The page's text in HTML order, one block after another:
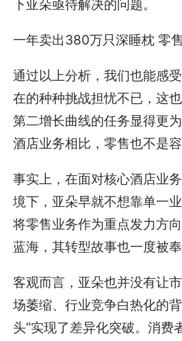
下亚朵亟待解决的问题。
一年卖出380万只深睡枕 零
通过以上分析，我们也能感
在的种种挑战担忧不已，这
第二增长曲线的任务显得更
酒店业务相比，零售也不是
事实上，在面对核心酒店业
境下，亚朵早就不想靠单一
将零售业务作为重点发力方
蓝海，其转型故事也一度被奉
客观而言，亚朵也并没有让
场萎缩、行业竞争白热化的
头”实现了差异化突破。消费